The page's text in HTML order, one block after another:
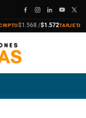
$1.568 / $1.572TARJETA
compra
venta